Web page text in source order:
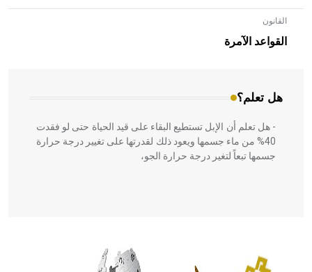
القانون
القواعد الآمرة
هل تعلم؟
- هل تعلم أن الأبلق نوع من الفنون الهندسية التي ارتبطت
بالعمارة الإسلامية في بلاد الشام ومصر خاصة، حيث يحرص
المعمار على بناء مداميكه وخاصة في الواجهات
- هل تعلم أن الإبل تستطيع البقاء على قيد الحياة حتى لو فقدت
40% من ماء جسمها ويعود ذلك لقدرتها على تغيير درجة حرارة
جسمها تبعاً لتغير درجة حرارة الجو،
الحكم، الأدلة، تنظيم التغذية، ورسالته في جروح الرأس. ويعود
له الفضل بأنه حرر الطب من الدين والفلسفة.